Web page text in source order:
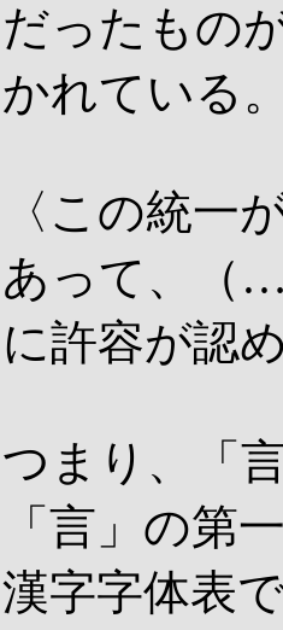
だったもの
かれている
〈この統一
あって、（
に許容が認
つまり、「
「言」の第
漢字字体表